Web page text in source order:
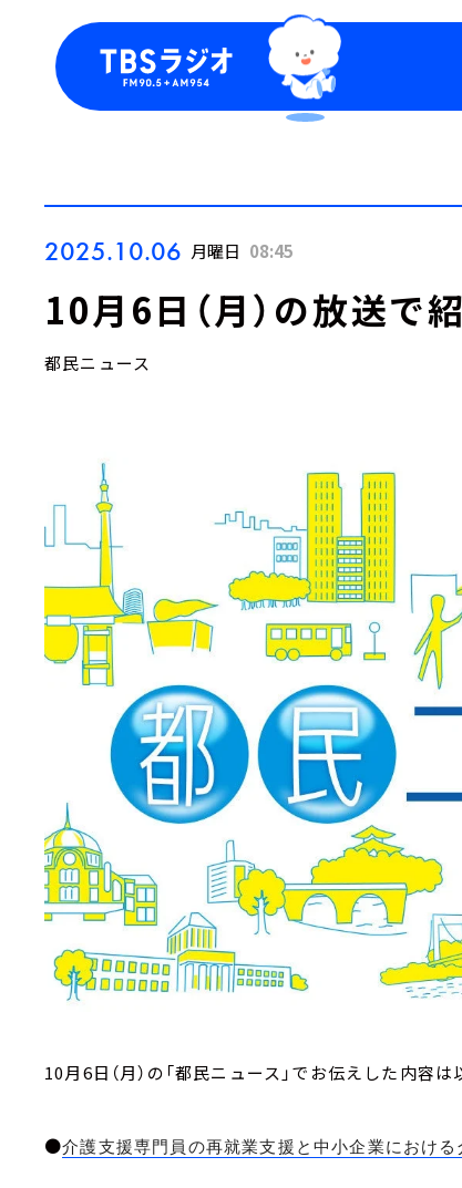
2025.10.06 月曜日 08:45
10月6日（月）の放送で
都民ニュース
10月6日（月）の「都民ニュース」でお伝えした内容は
●介護支援専門員の再就業支援と中小企業におけ